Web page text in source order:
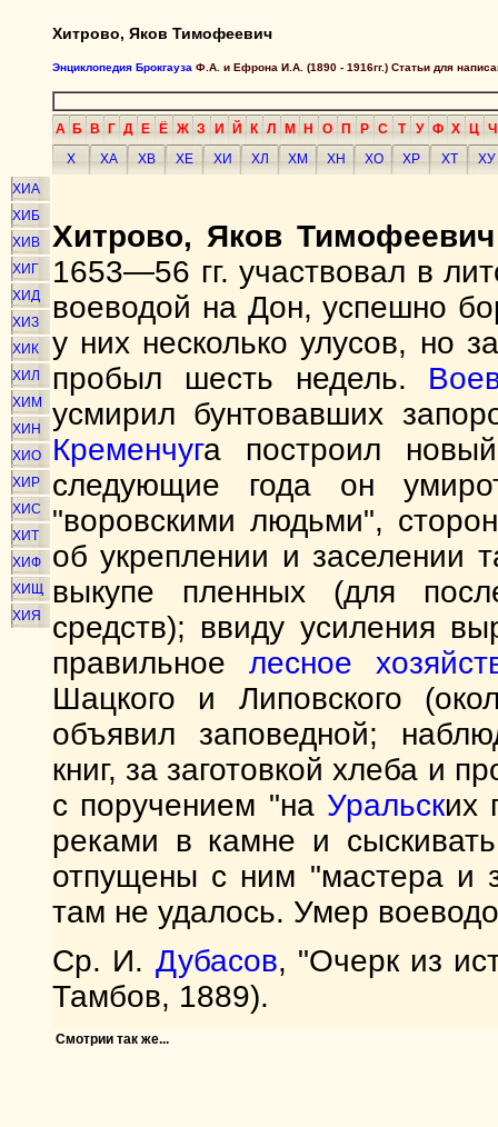
Хитрово, Яков Тимофеевич
Энциклопедия Брокгауза Ф.А. и Ефрона И.А. (1890 - 1916гг.) Статьи для
А Б В Г Д Е Ё Ж З И Й К Л М Н О П Р С Т У Ф Х Ц Ч
Х
ХА ХВ ХЕ ХИ ХЛ ХМ ХН ХО ХР ХТ
ХУ
ХИА
ХИБ
ХИВ
ХИГ
ХИД
ХИЗ
ХИК
ХИЛ
ХИМ
ХИН
ХИО
ХИР
ХИС
ХИТ
ХИФ
ХИЩ
ХИЯ
Хитрово, Яков Тимофеевич
1653—56 гг. участвовал в
воеводой на Дон, успешно
у них несколько улусов, но
пробыл шесть недель.
усмирил бунтовавших
Кременчуга построил
следующие года он
"воровскими людьми",
об укреплении и заселении
выкупе пленных (для
средств); ввиду усиления
правильное лесное
Шацкого и Липовского
объявил заповедной;
книг, за заготовкой хлеба и
с поручением "на Уральских
реками в камне и
отпущены с ним "мастера и
там не удалось. Умер
Ср. И. Дубасов, "Очерк из
Тамбов, 1889).
Смотрии так же...